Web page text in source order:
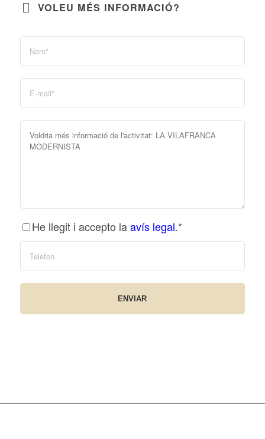
VOLEU MÉS INFORMACIÓ?
He llegit i accepto laavís legal.*